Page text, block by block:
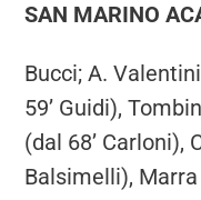
SAN MARINO
Bucci; A.
59’ Guidi),
(dal 68’ Carloni),
Balsimelli), Marra